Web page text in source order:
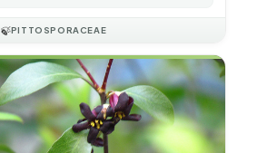
🍃PITTOSPORACEAE